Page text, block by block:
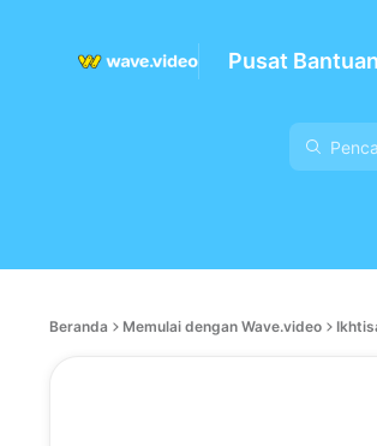
Pusat
Beranda Memulai dengan Wave.video